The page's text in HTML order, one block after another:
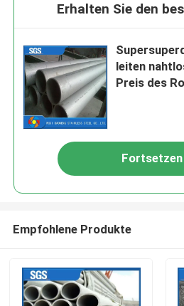
Erhalten Sie den
leiten
Preis des
Fortsetzen
Empfohlene Produkte